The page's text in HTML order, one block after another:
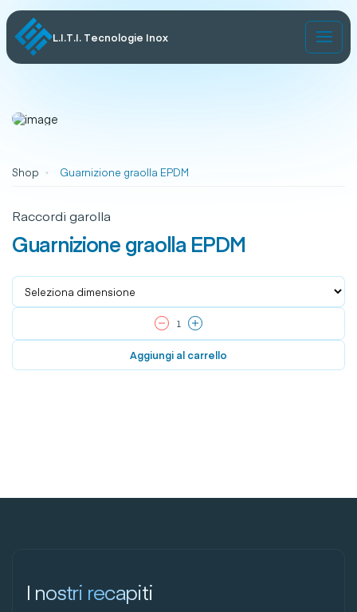
L.I.T.I. Tecnologie Inox
Shop Guarnizione graolla EPDM
Raccordi garolla
Guarnizione graolla EPDM
Aggiungi al carrello
I nostri recapiti